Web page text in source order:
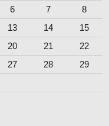
6 7
8
13 14
15
20 21
22
27 28
29